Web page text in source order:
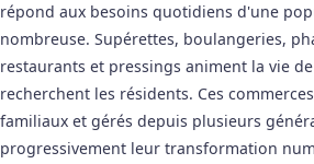
répond aux besoins quotidiens d'une
nombreuse. Supérettes, boulangeries,
restaurants et pressings animent la vie
recherchent les résidents. Ces
familiaux et gérés depuis plusieurs
progressivement leur transformation